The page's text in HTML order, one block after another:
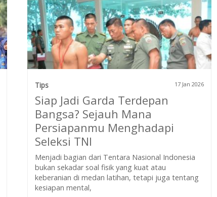
Tips 17 Jan 2026
Siap Jadi Garda Terdepan
Bangsa? Sejauh Mana
Persiapanmu Menghadapi
Seleksi TNI
Menjadi bagian dari Tentara Nasional Indonesia
bukan sekadar soal fisik yang kuat atau
keberanian di medan latihan, tetapi juga tentang
kesiapan mental,